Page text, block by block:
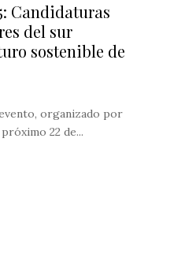
Candidaturas
del sur
sostenible de
organizado por
22 de...